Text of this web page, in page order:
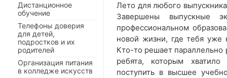
Лето для любого
Завершены выпускные
профессиональном
новой жизни, где тебя уже
Кто-то решает параллельно
ребята, которым
поступить в высшее
Дистанционное
обучение
Телефоны доверия
для детей,
подростков и их
родителей
Организация питания
в колледже искусств